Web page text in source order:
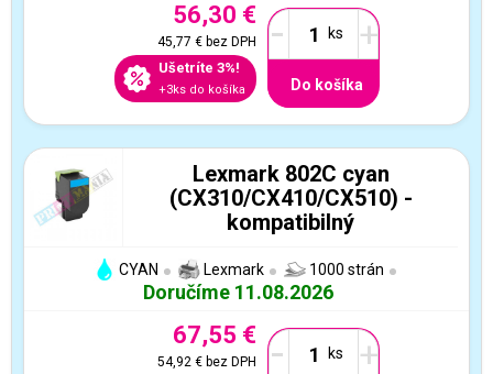
56,30 €
45,77 €bez DPH
Ušetríte 3%!
+3ks do košíka
- +
Do košíka
Lexmark 802C cyan
(CX310/CX410/CX510) -
kompatibilný
CYAN Lexmark 1000 strán
Doručíme 11.08.2026
67,55 €
54,92 €bez DPH - +